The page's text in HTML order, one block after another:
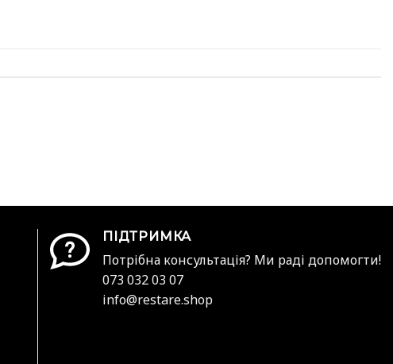
ПІДТРИМКА
Потрібна консультація? Ми раді допомогти!
073 032 03 07
info@restare.shop